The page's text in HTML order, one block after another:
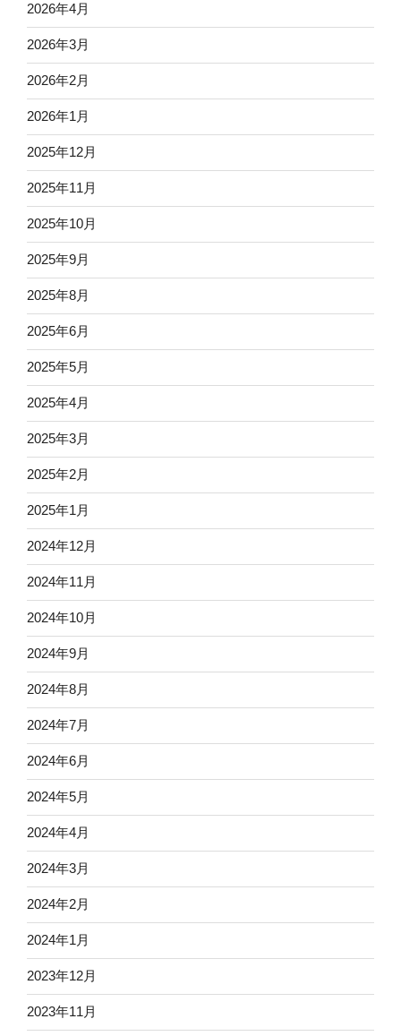
2026年4月
2026年3月
2026年2月
2026年1月
2025年12月
2025年11月
2025年10月
2025年9月
2025年8月
2025年6月
2025年5月
2025年4月
2025年3月
2025年2月
2025年1月
2024年12月
2024年11月
2024年10月
2024年9月
2024年8月
2024年7月
2024年6月
2024年5月
2024年4月
2024年3月
2024年2月
2024年1月
2023年12月
2023年11月